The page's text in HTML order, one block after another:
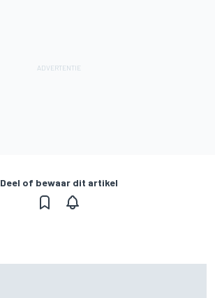
Deel of bewaar dit artikel